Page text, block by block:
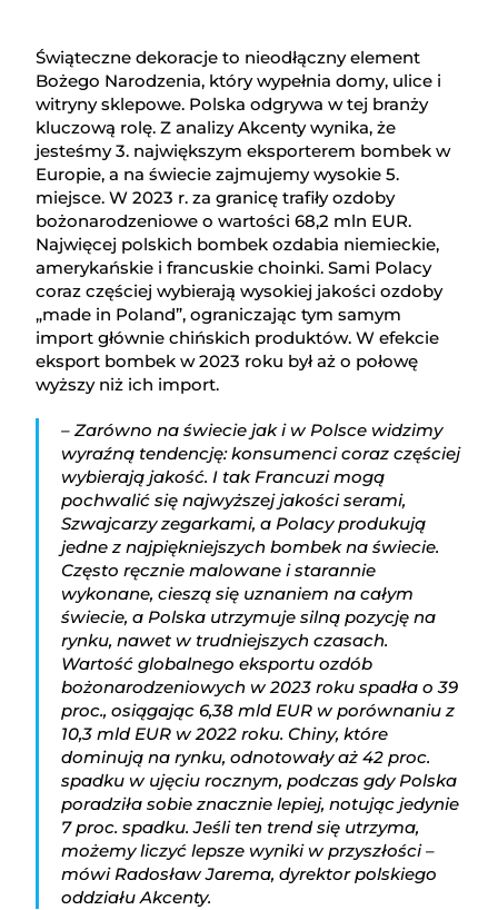
Świąteczne dekoracje to nieodłączny element
Bożego Narodzenia, który wypełnia domy, ulice i
witryny sklepowe. Polska odgrywa w tej branży
kluczową rolę. Z analizy Akcenty wynika, że
jesteśmy 3. największym eksporterem bombek w
Europie, a na świecie zajmujemy wysokie 5.
miejsce. W 2023 r. za granicę trafiły ozdoby
bożonarodzeniowe o wartości 68,2 mln EUR.
Najwięcej polskich bombek ozdabia niemieckie,
amerykańskie i francuskie choinki. Sami Polacy
coraz częściej wybierają wysokiej jakości ozdoby
„made in Poland”, ograniczając tym samym
import głównie chińskich produktów. W efekcie
eksport bombek w 2023 roku był aż o połowę
wyższy niż ich import.
– Zarówno na świecie jak i w Polsce widzimy
wyraźną tendencję: konsumenci coraz częściej
wybierają jakość. I tak Francuzi mogą
pochwalić się najwyższej jakości serami,
Szwajcarzy zegarkami, a Polacy produkują
jedne z najpiękniejszych bombek na świecie.
Często ręcznie malowane i starannie
wykonane, cieszą się uznaniem na całym
świecie, a Polska utrzymuje silną pozycję na
rynku, nawet w trudniejszych czasach.
Wartość globalnego eksportu ozdób
bożonarodzeniowych w 2023 roku spadła o 39
proc., osiągając 6,38 mld EUR w porównaniu z
10,3 mld EUR w 2022 roku. Chiny, które
dominują na rynku, odnotowały aż 42 proc.
spadku w ujęciu rocznym, podczas gdy Polska
poradziła sobie znacznie lepiej, notując jedynie
7 proc. spadku. Jeśli ten trend się utrzyma,
możemy liczyć lepsze wyniki w przyszłości –
mówi Radosław Jarema, dyrektor polskiego
oddziału Akcenty.